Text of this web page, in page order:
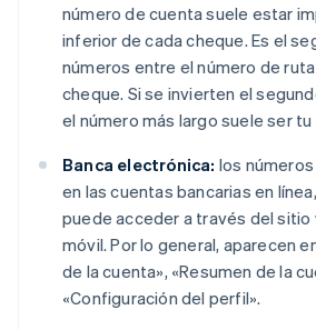
número de cuenta suele estar
inferior de cada cheque. Es el
números entre el número de
cheque. Si se invierten el
el número más largo suele ser
Banca electrónica: los
en las cuentas bancarias en
puede acceder a través del sitio
móvil. Por lo general, aparecen
de la cuenta», «Resumen de la
«Configuración del perfil».